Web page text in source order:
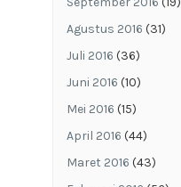
Agustus 2016 (31)
Juli 2016 (36)
Juni 2016 (10)
Mei 2016 (15)
April 2016 (44)
Maret 2016 (43)